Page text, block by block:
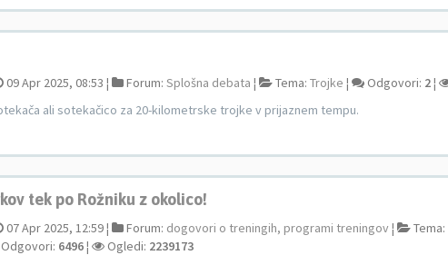
09 Apr 2025, 08:53 ¦ Forum: Splošna debata ¦ Tema: Trojke ¦ Odgovori: 2¦
ali sotekačico za 20-kilometrske trojke v prijaznem tempu.
tek po Rožniku z okolico!
07 Apr 2025, 12:59 ¦ Forum: dogovori o treningih, programi treningov ¦ Tema:
Odgovori: 6496¦ Ogledi: 2239173